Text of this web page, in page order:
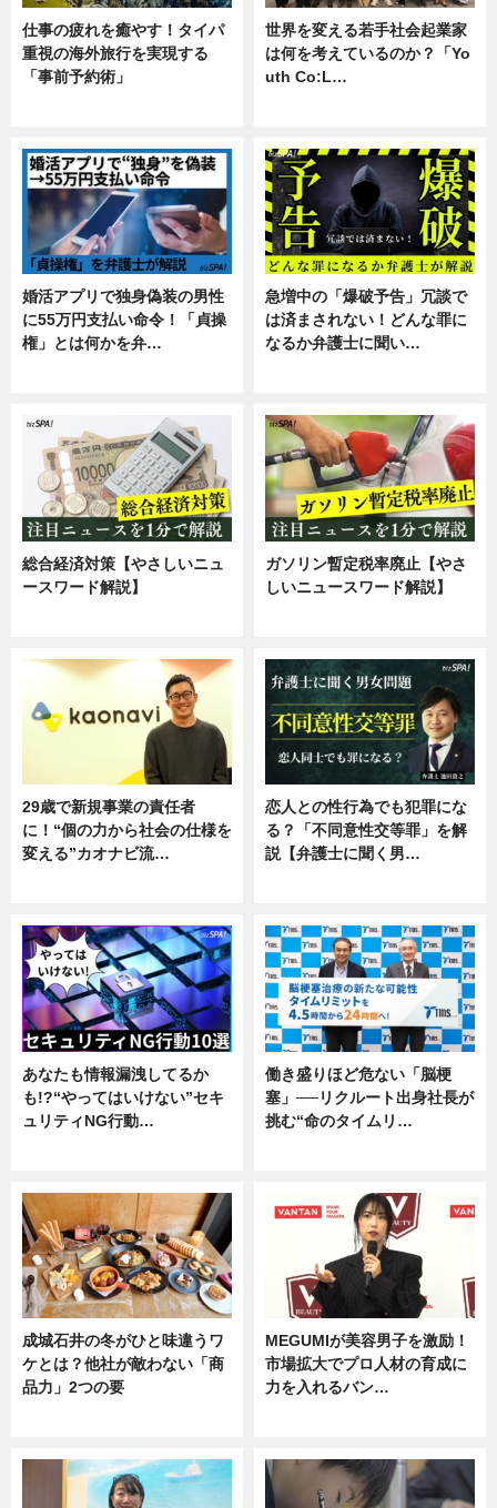
仕事の疲れを癒やす！タイパ
重視の海外旅行を実現する
「事前予約術」
世界を変える若手社会起業家
は何を考えているのか？「Yo
uth Co:L…
婚活アプリで独身偽装の男性
に55万円支払い命令！「貞操
権」とは何かを弁…
急増中の「爆破予告」冗談で
は済まされない！どんな罪に
なるか弁護士に聞い…
総合経済対策【やさしいニュ
ースワード解説】
ガソリン暫定税率廃止【やさ
しいニュースワード解説】
29歳で新規事業の責任者
に！“個の力から社会の仕様を
変える”カオナビ流…
恋人との性行為でも犯罪にな
る？「不同意性交等罪」を解
説【弁護士に聞く男…
あなたも情報漏洩してるか
も!?“やってはいけない”セキ
ュリティNG行動…
働き盛りほど危ない「脳梗
塞」──リクルート出身社長が
挑む“命のタイムリ…
成城石井の冬がひと味違うワ
ケとは？他社が敵わない「商
品力」2つの要
MEGUMIが美容男子を激励！
市場拡大でプロ人材の育成に
力を入れるバン…